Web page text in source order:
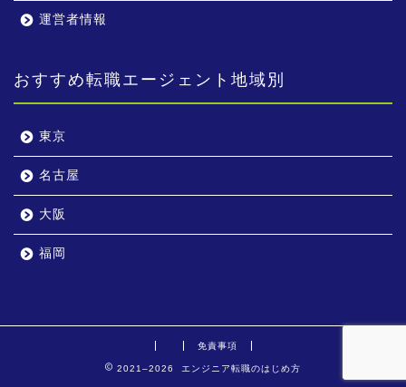
運営者情報
おすすめ転職エージェント地域別
東京
名古屋
大阪
福岡
免責事項
2021–2026 エンジニア転職のはじめ方